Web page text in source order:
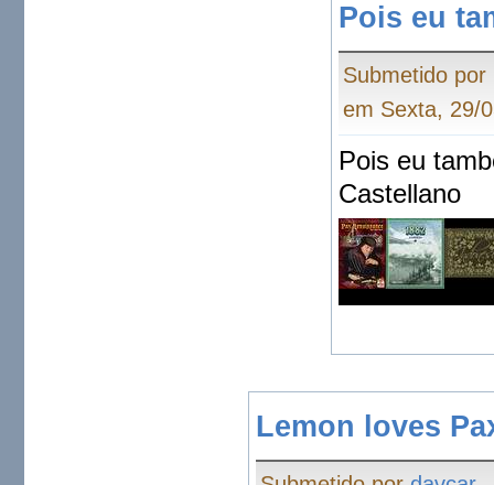
Pois eu
Submetido por
em Sexta, 29/
Pois eu
Castellano
Lemon loves